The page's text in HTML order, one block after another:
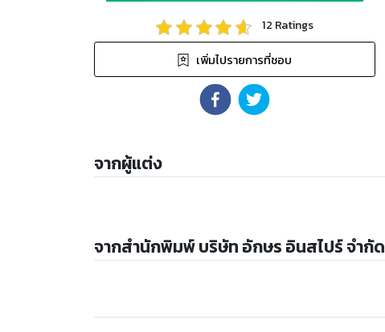
12 Ratings
เพิ่มไปรายการที่ชอบ
จากผู้แต่ง
จากสำนักพิมพ์ บริษัท อักษร อินสไปร์ จำกัด